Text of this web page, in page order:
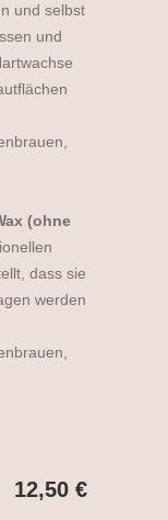
und selbst
und
(ohne
dass sie
werden
12,50 €